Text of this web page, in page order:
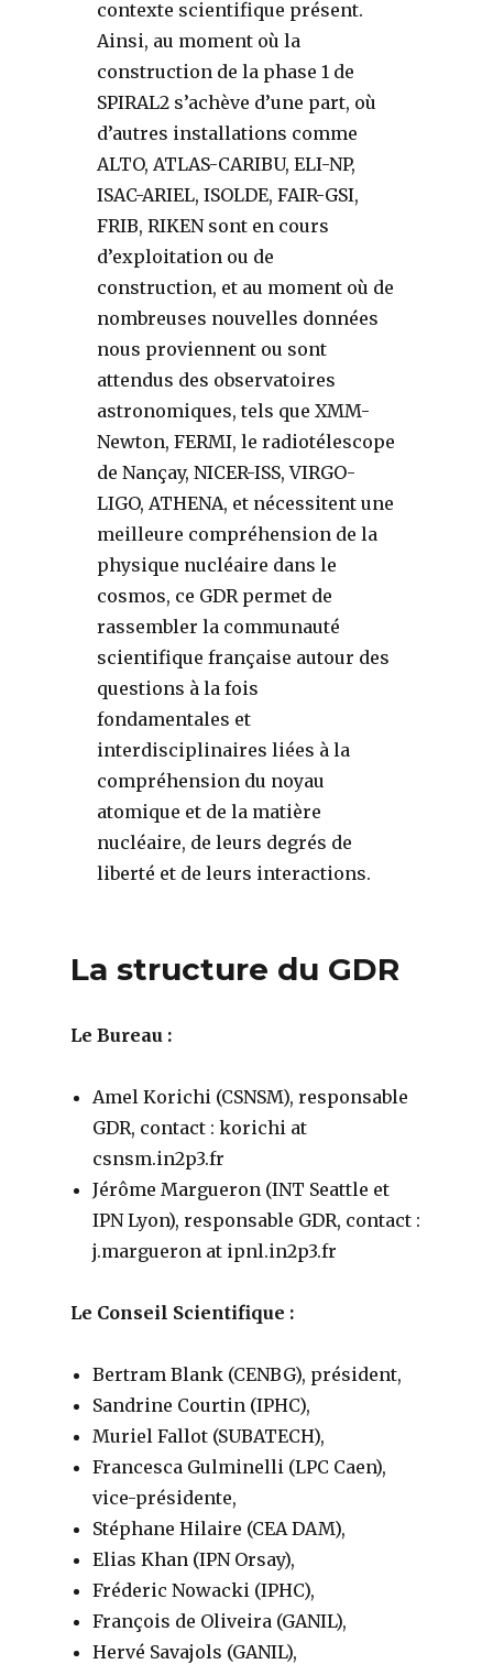
contexte scientifique présent.
Ainsi, au moment où la
construction de la phase 1 de
SPIRAL2 s’achève d’une part, où
d’autres installations comme
ALTO, ATLAS-CARIBU, ELI-NP,
ISAC-ARIEL, ISOLDE, FAIR-GSI,
FRIB, RIKEN sont en cours
d’exploitation ou de
construction, et au moment où de
nombreuses nouvelles données
nous proviennent ou sont
attendus des observatoires
astronomiques, tels que XMM-
Newton, FERMI, le radiotélescope
de Nançay, NICER-ISS, VIRGO-
LIGO, ATHENA, et nécessitent une
meilleure compréhension de la
physique nucléaire dans le
cosmos, ce GDR permet de
rassembler la communauté
scientifique française autour des
questions à la fois
fondamentales et
interdisciplinaires liées à la
compréhension du noyau
atomique et de la matière
nucléaire, de leurs degrés de
liberté et de leurs interactions.
La structure du GDR
Le Bureau :
Amel Korichi (CSNSM), responsable
GDR, contact : korichi at
csnsm.in2p3.fr
Jérôme Margueron (INT Seattle et
IPN Lyon), responsable GDR, contact :
j.margueron at ipnl.in2p3.fr
Le Conseil Scientifique :
Bertram Blank (CENBG), président,
Sandrine Courtin (IPHC),
Muriel Fallot (SUBATECH),
Francesca Gulminelli (LPC Caen),
vice-présidente,
Stéphane Hilaire (CEA DAM),
Elias Khan (IPN Orsay),
Fréderic Nowacki (IPHC),
François de Oliveira (GANIL),
Hervé Savajols (GANIL),